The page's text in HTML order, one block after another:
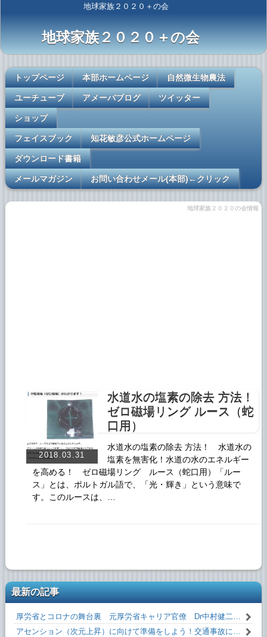
地球家族２０２０＋の会
地球家族２０２０＋の会
トップページ 本部ホームページ 自然微生物農法
ユーチューブ アメーバブログ ツイッター
ショップ
フェイスブック 知花敏彦公式ホームページ
ダウンロード書籍
メールマガジン お問い合わせメール(本部)←クリック
地球家族２０２０の会情報
2018.03.31
水道水の塩素の除去 方法！
ゼロ磁場リング ルース（蛇
口用）
水道水の塩素の除去 方法！ 水道水の
塩素を無害化！水道の水のエネルギー
を高める！ ゼロ磁場リング ルース（蛇口用）「ルー
ス」とは、ポルトガル語で、「光・輝き」という意味で
す。このルースは、…
最新の記事
厚労省とコロナの舞台裏 元厚労省キャリア官僚 Dr中村健二 氏 闇を暴露！
アセンション（次元上昇）に向けて準備をしよう！交通事故にあわない方法！！